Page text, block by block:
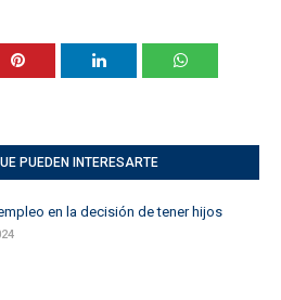
PUEDEN INTERESARTE
en la decisión de tener hijos